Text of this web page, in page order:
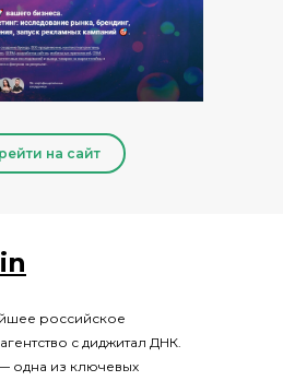
на сайт
российское
с диджитал ДНК.
одна из ключевых